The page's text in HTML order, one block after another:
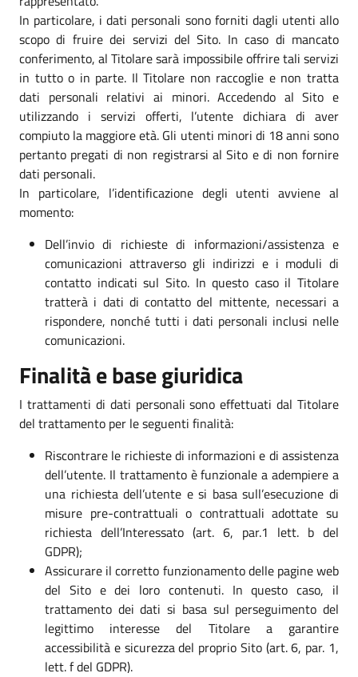
In particolare, i dati personali sono forniti dagli utenti allo
scopo di fruire dei servizi del Sito. In caso di mancato
conferimento, al Titolare sarà impossibile offrire tali servizi
in tutto o in parte. Il Titolare non raccoglie e non tratta
dati personali relativi ai minori. Accedendo al Sito e
utilizzando i servizi offerti, l’utente dichiara di aver
compiuto la maggiore età. Gli utenti minori di 18 anni sono
pertanto pregati di non registrarsi al Sito e di non fornire
dati personali.
In particolare, l’identificazione degli utenti avviene al
momento:
Dell’invio di richieste di informazioni/assistenza e
comunicazioni attraverso gli indirizzi e i moduli di
contatto indicati sul Sito. In questo caso il Titolare
tratterà i dati di contatto del mittente, necessari a
rispondere, nonché tutti i dati personali inclusi nelle
comunicazioni.
Finalità e base giuridica
I trattamenti di dati personali sono effettuati dal Titolare
del trattamento per le seguenti finalità:
Riscontrare le richieste di informazioni e di assistenza
dell’utente. Il trattamento è funzionale a adempiere a
una richiesta dell’utente e si basa sull’esecuzione di
misure pre-contrattuali o contrattuali adottate su
richiesta dell’Interessato (art. 6, par.1 lett. b del
GDPR);
Assicurare il corretto funzionamento delle pagine web
del Sito e dei loro contenuti. In questo caso, il
trattamento dei dati si basa sul perseguimento del
legittimo interesse del Titolare a garantire
accessibilità e sicurezza del proprio Sito (art. 6, par. 1,
lett. f del GDPR).